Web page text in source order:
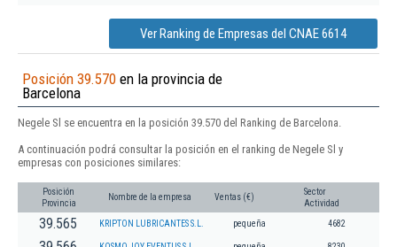
Ver Ranking de Empresas del CNAE 6614
Posición 39.570 en la provincia de
Barcelona
Negele Sl se encuentra en la posición 39.570 del Ranking de Barcelona.
A continuación podrá consultar la posición en el ranking de Negele Sl y
empresas con posiciones similares:
Posición
Provincia
Nombre de la empresa Ventas (€)
Sector
Actividad
39.565 KRIPTON LUBRICANTES S.L. pequeña 4682